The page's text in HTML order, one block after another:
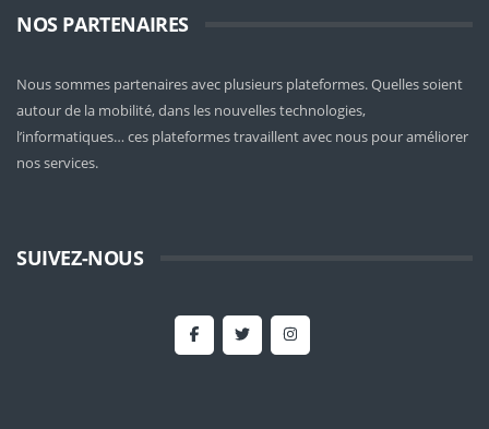
NOS PARTENAIRES
Nous sommes partenaires avec plusieurs plateformes. Quelles soient
autour de la mobilité, dans les nouvelles technologies,
l’informatiques… ces plateformes travaillent avec nous pour améliorer
nos services.
SUIVEZ-NOUS